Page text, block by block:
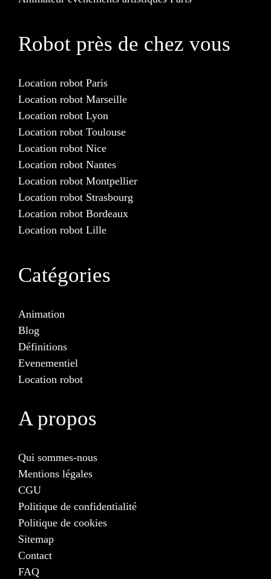
Robot près de chez vous
Location robot Paris
Location robot Marseille
Location robot Lyon
Location robot Toulouse
Location robot Nice
Location robot Nantes
Location robot Montpellier
Location robot Strasbourg
Location robot Bordeaux
Location robot Lille
Catégories
Animation
Blog
Définitions
Evenementiel
Location robot
A propos
Qui sommes-nous
Mentions légales
CGU
Politique de confidentialité
Politique de cookies
Sitemap
Contact
FAQ